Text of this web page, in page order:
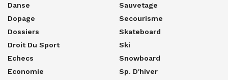
Danse
Dopage
Dossiers
Droit Du Sport
Echecs
Economie
Sauvetage
Secourisme
Skateboard
Ski
Snowboard
Sp. D'hiver